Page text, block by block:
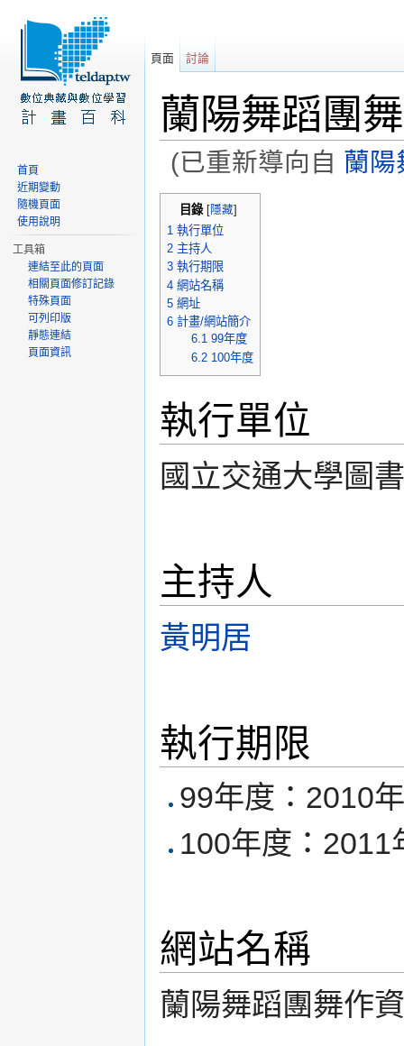
蘭陽舞蹈團
(已重新導向自 蘭陽
目錄[隱藏]
1 執行單位
2 主持人
3 執行期限
4 網站名稱
5 網址
6 計畫/網站簡介
6.1 99年度
6.2 100年度
執行單位
國立交通大學圖
主持人
黃明居
執行期限
99年度：2010
100年度：2011
網站名稱
蘭陽舞蹈團舞作
頁面 討論
首頁
近期變動
隨機頁面
使用說明
工具箱
連結至此的頁面
相關頁面修訂記錄
特殊頁面
可列印版
靜態連結
頁面資訊